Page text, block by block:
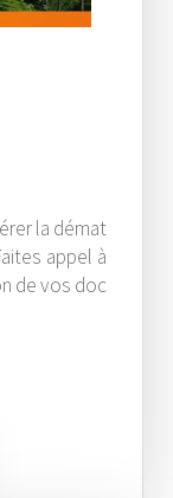
la démat
appel à
de vos doc